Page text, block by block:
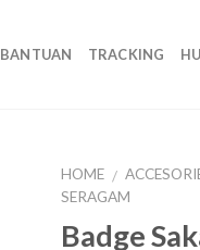
BANTUAN TRACKING
HOME /
SERAGAM
Badge